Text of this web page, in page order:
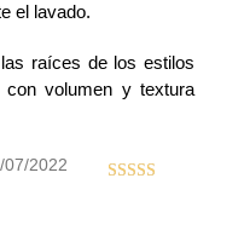
el lavado.
raíces de los estilos
volumen y textura
07/2022